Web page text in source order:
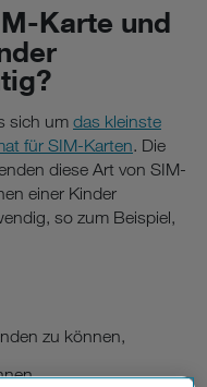
Karte und
sich um das kleinste
für SIM-Karten. Die
diese Art von SIM-
einer Kinder
so zum Beispiel,
zu können,